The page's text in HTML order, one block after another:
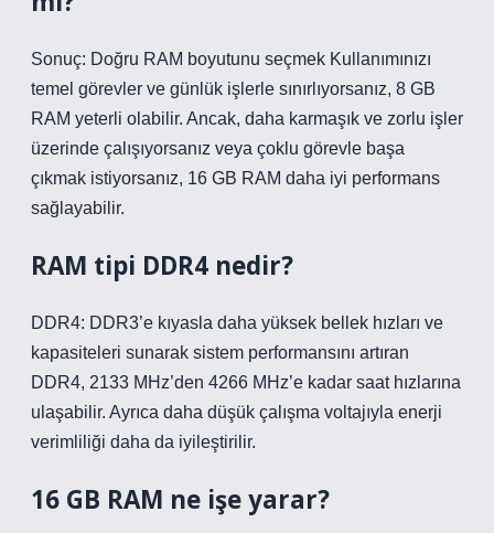
Sonuç: Doğru RAM boyutunu seçmek Kullanımınızı
temel görevler ve günlük işlerle sınırlıyorsanız, 8 GB
RAM yeterli olabilir. Ancak, daha karmaşık ve zorlu işler
üzerinde çalışıyorsanız veya çoklu görevle başa
çıkmak istiyorsanız, 16 GB RAM daha iyi performans
sağlayabilir.
RAM tipi DDR4 nedir?
DDR4: DDR3’e kıyasla daha yüksek bellek hızları ve
kapasiteleri sunarak sistem performansını artıran
DDR4, 2133 MHz’den 4266 MHz’e kadar saat hızlarına
ulaşabilir. Ayrıca daha düşük çalışma voltajıyla enerji
verimliliği daha da iyileştirilir.
16 GB RAM ne işe yarar?